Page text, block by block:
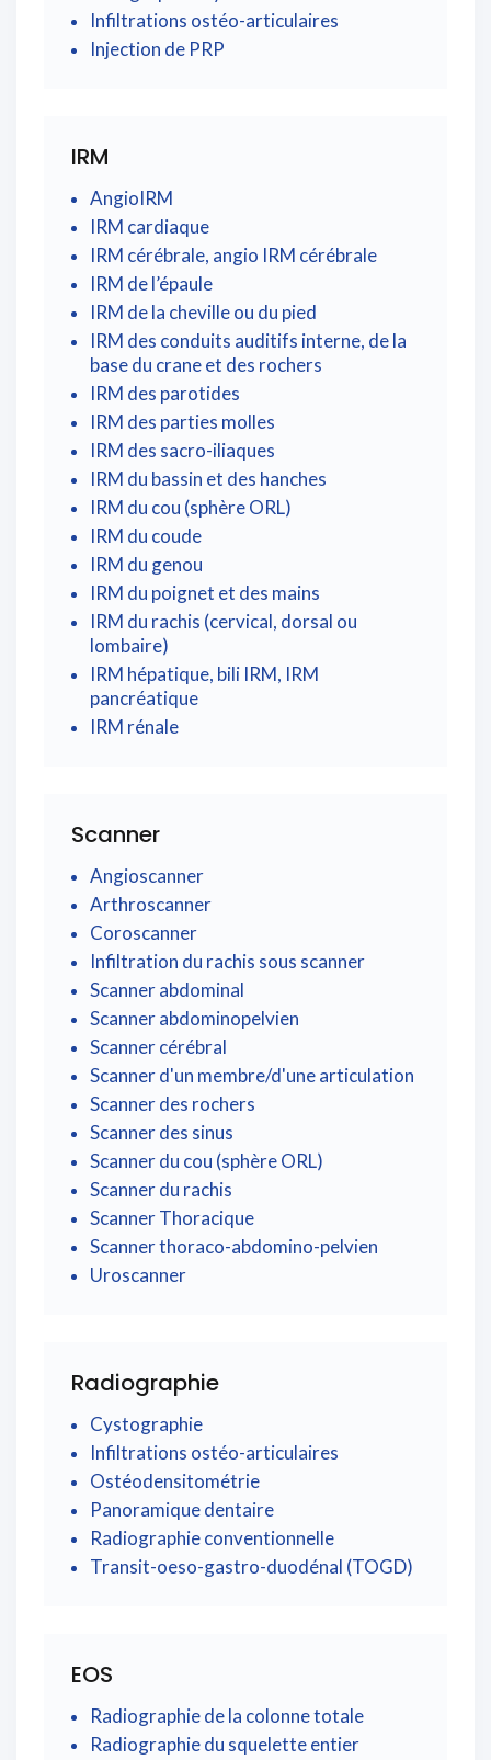
Infiltrations ostéo-articulaires
Injection de PRP
IRM
AngioIRM
IRM cardiaque
IRM cérébrale, angio IRM cérébrale
IRM de l’épaule
IRM de la cheville ou du pied
IRM des conduits auditifs interne, de la
base du crane et des rochers
IRM des parotides
IRM des parties molles
IRM des sacro-iliaques
IRM du bassin et des hanches
IRM du cou (sphère ORL)
IRM du coude
IRM du genou
IRM du poignet et des mains
IRM du rachis (cervical, dorsal ou
lombaire)
IRM hépatique, bili IRM, IRM
pancréatique
IRM rénale
Scanner
Angioscanner
Arthroscanner
Coroscanner
Infiltration du rachis sous scanner
Scanner abdominal
Scanner abdominopelvien
Scanner cérébral
Scanner d'un membre/d'une articulation
Scanner des rochers
Scanner des sinus
Scanner du cou (sphère ORL)
Scanner du rachis
Scanner Thoracique
Scanner thoraco-abdomino-pelvien
Uroscanner
Radiographie
Cystographie
Infiltrations ostéo-articulaires
Ostéodensitométrie
Panoramique dentaire
Radiographie conventionnelle
Transit-oeso-gastro-duodénal (TOGD)
EOS
Radiographie de la colonne totale
Radiographie du squelette entier